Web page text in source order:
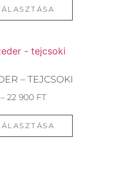
– TEJCSOKI
– 22 900 FT